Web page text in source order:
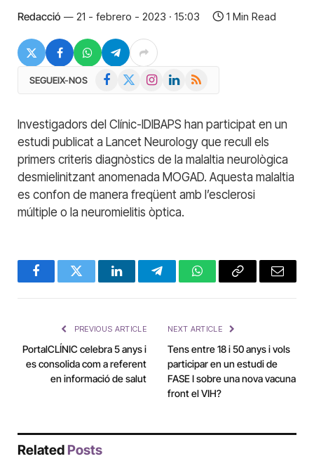
Redacció 21 - febrero - 2023 · 15:03 1 Min Read
SEGUEIX-NOS Facebook InstagramLinkedIn
RSS
Investigadors del Clínic-IDIBAPS han participat en un
estudi publicat a Lancet Neurology que recull els
primers criteris diagnòstics de la malaltia neurològica
desmielinitzant anomenada MOGAD. Aquesta malaltia
es confon de manera freqüent amb l’esclerosi
múltiple o la neuromielitis òptica.
FacebookTwitter LinkedInTelegramWhatsAppCopy
Email
PREVIOUS ARTICLE
PortalCLÍNIC celebra 5 anys i
es consolida com a referent
en informació de salut
NEXT ARTICLE
Tens entre 18 i 50 anys i vols
participar en un estudi de
FASE I sobre una nova vacuna
front el VIH?
Related Posts